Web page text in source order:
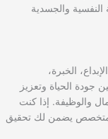
والجسدية
الخبرة،
جودة الحياة وتعزيز
والوظيفة. إذا كنت
متخصص يضمن لك تحقيق